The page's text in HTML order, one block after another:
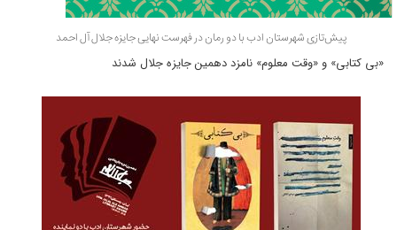
پیش‌تازی شهرستان ادب با دو رمان در فهرست نهایی جایزه جلال آل احمد
«بی کتابی» و «وقت معلوم» نامزد دهمین جایزه جلال شدند